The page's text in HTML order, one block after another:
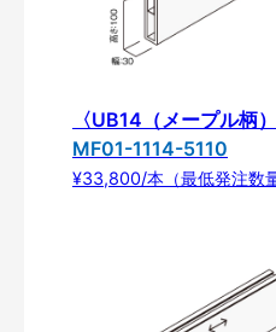
〈UB14（メープル柄）
MF01-1114-5110
¥33,800/本（最低発注数